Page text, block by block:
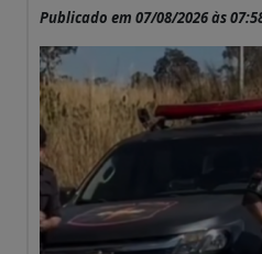
Publicado em 07/08/2026 às